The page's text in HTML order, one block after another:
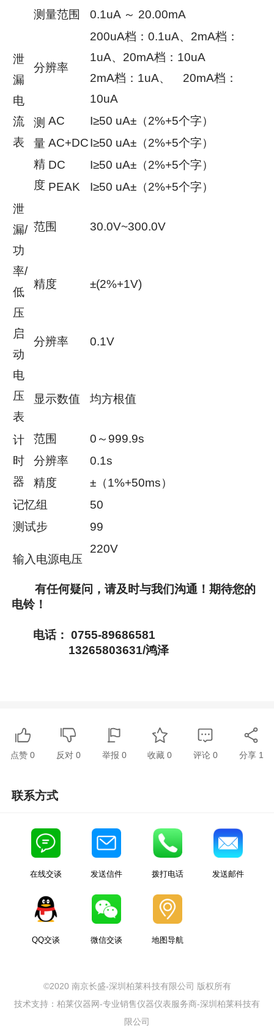
泄
漏
电
流
表
测量范围 0.1uA ～ 20.00mA
分辨率
200uA档：0.1uA、2mA档：
1uA、20mA档：10uA
2mA档：1uA、 20mA档：
10uA
测
量
精
度
AC
I≥50 uA±（2%+5个字）
AC+DCI≥50 uA±（2%+5个字）
DC
I≥50 uA±（2%+5个字）
PEAK
I≥50 uA±（2%+5个字）
泄
漏/
功
率/
低
压
启
动
电
压
表
范围 30.0V~300.0V
精度 ±(2%+1V)
分辨率 0.1V
显示数值 均方根值
计
时
器
范围
0～999.9s
分辨率
0.1s
精度
±（1%+50ms）
记忆组
50
测试步
99
输入电源电压
220V
有任何疑问，请及时与我们沟通！期待您的
电铃！
电话： 0755-89686581
13265803631/鸿泽
点赞0 反对 0 举报 0 收藏 0 评论 0 分享 1
联系方式
在线交谈 发送信件 拨打电话 发送邮件
QQ交谈 微信交谈 地图导航
©2020 南京长盛-深圳柏莱科技有限公司 版权所有
技术支持：柏莱仪器网-专业销售仪器仪表服务商-深圳柏莱科技有
限公司